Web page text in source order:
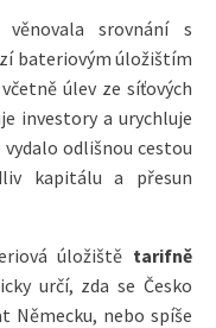
srovnání s
bateriovým úložištím
úlev ze síťových
investory a urychluje
odlišnou cestou
kapitálu a přesun
úložiště tarifně
určí, zda se Česko
Německu, nebo spíše